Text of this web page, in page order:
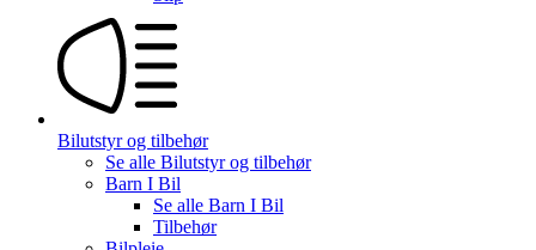
Bilutstyr og tilbehør
Se alle Bilutstyr og tilbehør
Barn I Bil
Se alle Barn I Bil
Tilbehør